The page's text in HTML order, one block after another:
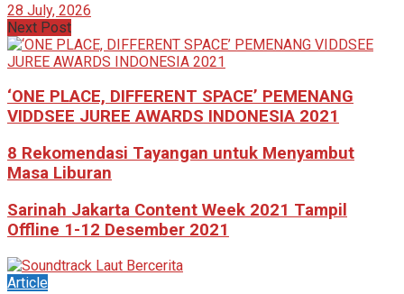
28 July, 2026
Next Post
‘ONE PLACE, DIFFERENT SPACE’ PEMENANG
VIDDSEE JUREE AWARDS INDONESIA 2021
8 Rekomendasi Tayangan untuk Menyambut
Masa Liburan
Sarinah Jakarta Content Week 2021 Tampil
Offline 1-12 Desember 2021
Article